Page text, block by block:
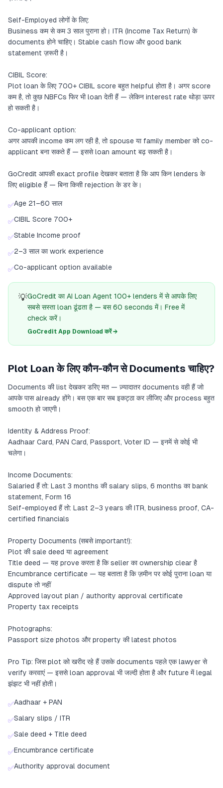
Self-Employed लोगों के लिए:
Business कम से कम 3 साल पुराना हो। ITR (Income Tax Return) के
documents होने चाहिए। Stable cash flow और good bank
statement ज़रूरी है।
CIBIL Score:
Plot loan के लिए 700+ CIBIL score बहुत helpful होता है। अगर score
कम है, तो कुछ NBFCs फिर भी loan देती हैं — लेकिन interest rate थोड़ा ऊपर
हो सकती है।
Co-applicant option:
अगर आपकी income कम लग रही है, तो spouse या family member को co-
applicant बना सकते हैं — इससे loan amount बढ़ सकती है।
GoCredit आपकी exact profile देखकर बताता है कि आप किन lenders के
लिए eligible हैं — बिना किसी rejection के डर के।
✅Age 21–60 साल
✅CIBIL Score 700+
✅Stable Income proof
✅2–3 साल का work experience
✅Co-applicant option available
💡GoCredit का AI Loan Agent 100+ lenders में से आपके लिए
सबसे सस्ता loan ढूंढता है — बस 60 seconds में। Free में
check करें।
GoCredit App Download करें →
Plot Loan के लिए कौन-कौन से Documents चाहिए?
Documents की list देखकर डरिए मत — ज़्यादातर documents वही हैं जो
आपके पास already होंगे। बस एक बार सब इकट्ठा कर लीजिए और process बहुत
smooth हो जाएगी।
Identity & Address Proof:
Aadhaar Card, PAN Card, Passport, Voter ID — इनमें से कोई भी
चलेगा।
Income Documents:
Salaried हैं तो: Last 3 months की salary slips, 6 months का bank
statement, Form 16
Self-employed हैं तो: Last 2–3 years की ITR, business proof, CA-
certified financials
Property Documents (सबसे important!):
Plot की sale deed या agreement
Title deed — यह prove करता है कि seller का ownership clear है
Encumbrance certificate — यह बताता है कि ज़मीन पर कोई पुराना loan या
dispute तो नहीं
Approved layout plan / authority approval certificate
Property tax receipts
Photographs:
Passport size photos और property की latest photos
Pro Tip: जिस plot को खरीद रहे हैं उसके documents पहले एक lawyer से
verify करवाएं — इससे loan approval भी जल्दी होता है और future में legal
झंझट भी नहीं होती।
✅Aadhaar + PAN
✅Salary slips / ITR
✅Sale deed + Title deed
✅Encumbrance certificate
✅Authority approval document